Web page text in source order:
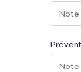
Note
Note